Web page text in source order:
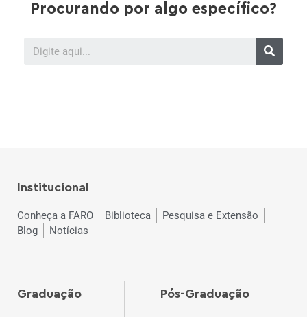
Procurando por algo específico?
Institucional
Conheça a FARO Biblioteca
Pesquisa e Extensão
Blog
Notícias
Graduação Pós-Graduação